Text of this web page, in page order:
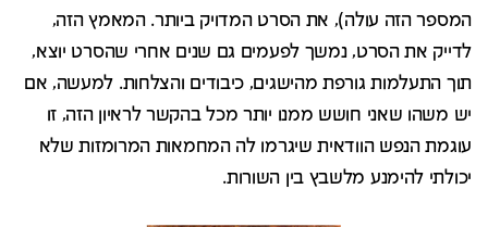
המספר הזה עולה), את הסרט המדויק ביותר. המאמץ הזה,
לדייק את הסרט, נמשך לפעמים גם שנים אחרי שהסרט יוצא,
תוך התעלמות גורפת מהישגים, כיבודים והצלחות. למעשה, אם
יש משהו שאני חושש ממנו יותר מכל בהקשר לראיון הזה, זו
עוגמת הנפש הוודאית שיגרמו לה המחמאות המרומזות שלא
יכולתי להימנע מלשבץ בין השורות.